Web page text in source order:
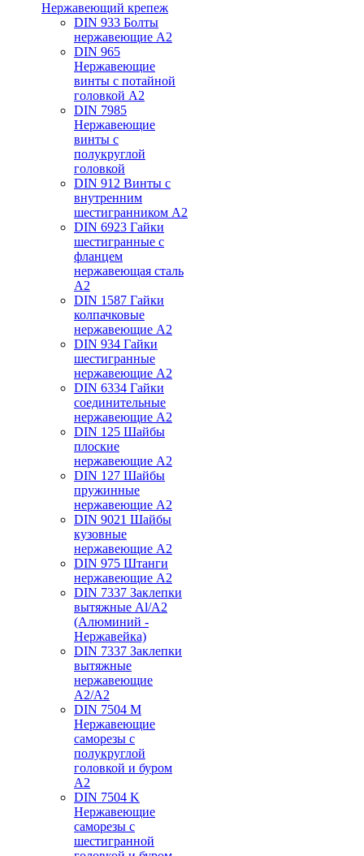
Нержавеющий крепеж
DIN 933 Болты
нержавеющие А2
DIN 965
Нержавеющие
винты с потайной
головкой А2
DIN 7985
Нержавеющие
винты с
полукруглой
головкой
DIN 912 Винты с
внутренним
шестигранником А2
DIN 6923 Гайки
шестигранные с
фланцем
нержавеющая сталь
А2
DIN 1587 Гайки
колпачковые
нержавеющие А2
DIN 934 Гайки
шестигранные
нержавеющие А2
DIN 6334 Гайки
соединительные
нержавеющие А2
DIN 125 Шайбы
плоские
нержавеющие А2
DIN 127 Шайбы
пружинные
нержавеющие А2
DIN 9021 Шайбы
кузовные
нержавеющие А2
DIN 975 Штанги
нержавеющие А2
DIN 7337 Заклепки
вытяжные Al/A2
(Алюминий -
Нержавейка)
DIN 7337 Заклепки
вытяжные
нержавеющие
A2/A2
DIN 7504 M
Нержавеющие
саморезы с
полукруглой
головкой и буром
А2
DIN 7504 K
Нержавеющие
саморезы с
шестигранной